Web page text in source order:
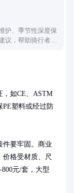
护、季节性深度保
议，帮助骑行者建
，如CE、ASTM
PE塑料或经过防
件要牢固。商业
价格受材质、尺
元/套，大型